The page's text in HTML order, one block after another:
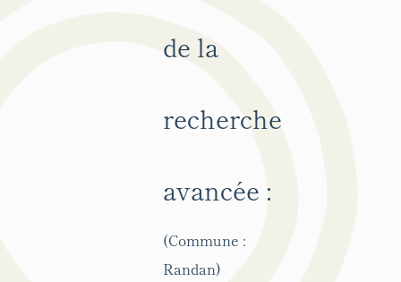
de la
recherche
avancée :
(Commune :
Randan)